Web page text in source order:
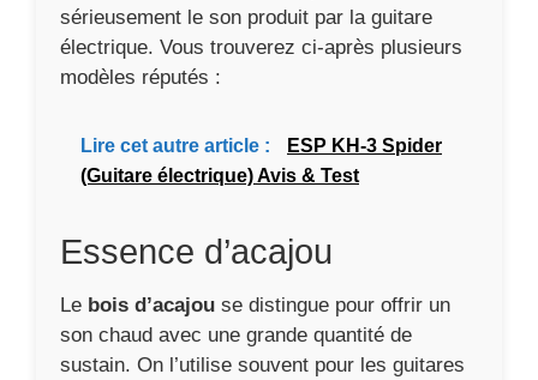
sérieusement le son produit par la guitare
électrique. Vous trouverez ci-après plusieurs
modèles réputés :
Lire cet autre article :
ESP KH-3 Spider
(Guitare électrique) Avis & Test
Essence d’acajou
Le bois d’acajou se distingue pour offrir un
son chaud avec une grande quantité de
sustain. On l’utilise souvent pour les guitares